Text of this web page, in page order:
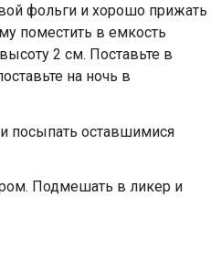
фольги и хорошо прижать
поместить в емкость
2 см. Поставьте в
на ночь в
посыпать оставшимися
Подмешать в ликер и